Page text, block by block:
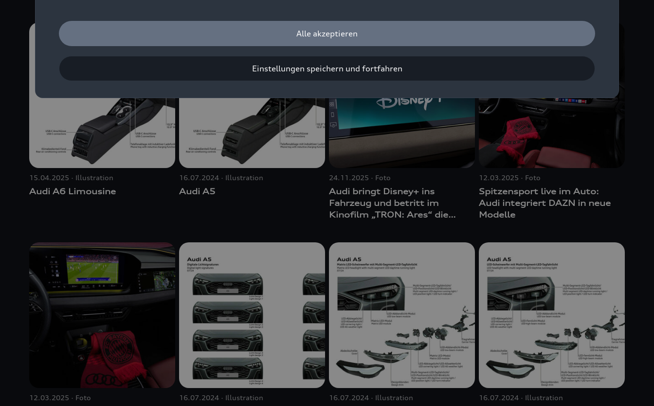
15.04.2025 Illustration
Audi A6 Limousine
16.07.2024 Illustration
Audi A5
24.11.2025 Foto
Audi bringt Disney+ ins
Fahrzeug und betritt im
Kinofilm „TRON: Ares“ die
12.03.2025 Foto
Spitzensport live im Auto:
Audi integriert DAZN in neue
Modelle
12.03.2025 Foto 16.07.2024 Illustration 16.07.2024 Illustration 16.07.2024 Illustration
Alle akzeptieren
Einstellungen speichern und fortfahren